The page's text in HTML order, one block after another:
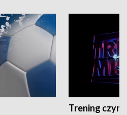
Trening czyni